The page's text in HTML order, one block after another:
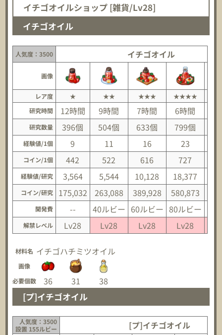
イチゴオイルショップ [雑貨/Lv28]
イチゴオイル
人気度：3500 イチゴオイル
画像
レア度 ★ ★★ ★★★ ★★★★
研究時間
12時間 9時間 7時間 6時間
研究数量 396個 504個 633個 799個
経験値/1個 9 11 16 23
コイン/1個 442 522 616 727
経験値/研究 3,564 5,544 10,128 18,377
コイン/研究 175,032 263,088 389,928 580,873
開発費 -- 40ルビー 60ルビー 80ルビー
解禁レベル Lv28 Lv28 Lv28 Lv28
材料名 イチゴハチミツオイル
画像
必要個数
36 31 38
[プ]イチゴオイル
人気度：3500
設置 155ルビー
[プ]イチゴオイル